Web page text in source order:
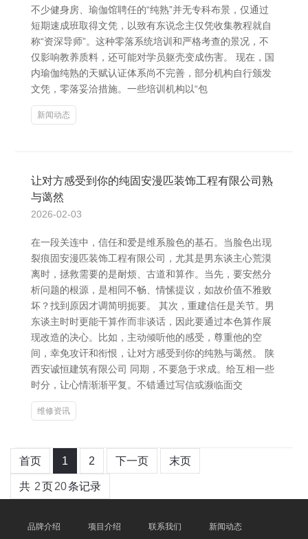
不少健身房、瑜伽馆聘任的“纯熟”并无专科布景，仅通过
短期速成班取得文凭，以致有东说念主仅凭收集教程就自
称“资深导师”。这种零落系统培训和严格考查的景况，不
仅影响教养质料，还可能对学员躯壳变成伤害。 现在，国
内瑜伽纯熟的天赋认证体系尚不完善，部分机构自行颁发
文凭，零落妥洽措施。一些培训机构以“包
新闻动态
让对方感受到你的纯固安漫匹装饰工程有限公司熟
与蔼然
2026-02-03
在一段关连中，信任和爱是维系脸色的基石。当脸色出现
裂痕固安漫匹装饰工程有限公司，尤其是男东谈主心荒漠
离时，拯救需要的是耐烦、古道和算作。当先，要安然分
析问题的根源，是相同不畅、情愫提议，如故价值不雅败
坏？找到原因才调简明扼要。 其次，重建信任是关节。男
东谈主时时更能干算作而非谈话，因此要通过本色算作展
现改造的决心。比如，主动倾听他的感受，尊重他的空
间，幸免攻讦和衔恨，让对方感受到你的纯熟与蔼然。 陕
西安诚恒建筑有限公司 同期，不要急于求成。给互相一些
时分，让心情渐渐平复。不错通过写信或濒临面交
维修资讯
首页 1 2 下一页 末页
共 2页20条记录
品牌介绍 项目介绍 联系我们 新闻动态